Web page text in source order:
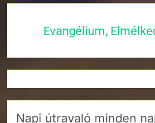
Evangélium,
Napi útravaló minden